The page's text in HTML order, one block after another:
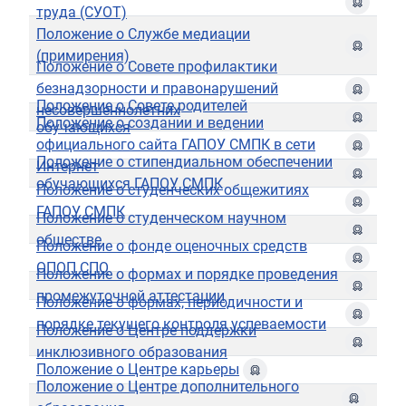
труда (СУОТ)
Положение о Службе медиации
(примирения)
Положение о Совете профилактики
безнадзорности и правонарушений
несовершеннолетних
Положение о Совете родителей
обучающихся
Положение о создании и ведении
официального сайта ГАПОУ СМПК в сети
Интернет
Положение о стипендиальном обеспечении
обучающихся ГАПОУ СМПК
Положение о студенческих общежитиях
ГАПОУ СМПК
Положение о студенческом научном
обществе
Положение о фонде оценочных средств
ОПОП СПО
Положение о формах и порядке проведения
промежуточной аттестации
Положение о формах, периодичности и
порядке текущего контроля успеваемости
Положение о Центре поддержки
инклюзивного образования
Положение о Центре карьеры
Положение о Центре дополнительного